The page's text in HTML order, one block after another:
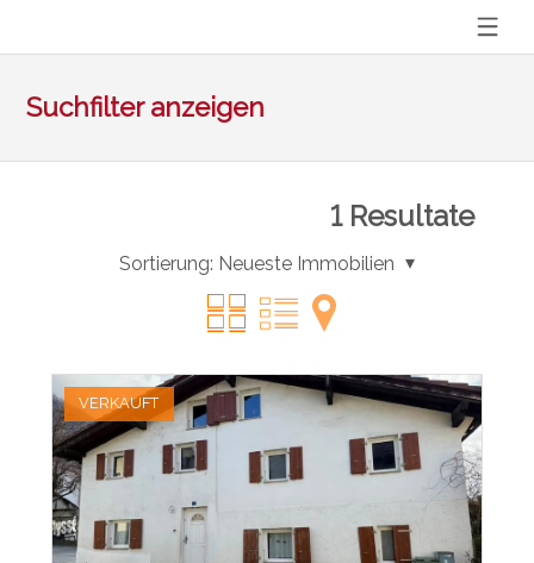
Suchfilter anzeigen
1Resultate
Sortierung: Neueste Immobilien
VERKAUFT